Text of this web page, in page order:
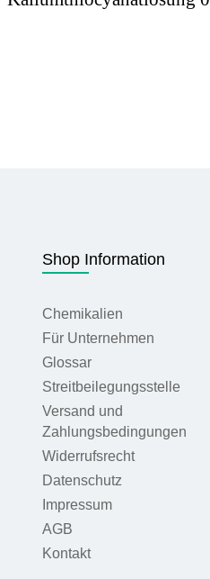
Shop Information
Chemikalien
Für Unternehmen
Glossar
Streitbeilegungsstelle
Versand und
Zahlungsbedingungen
Widerrufsrecht
Datenschutz
Impressum
AGB
Kontakt